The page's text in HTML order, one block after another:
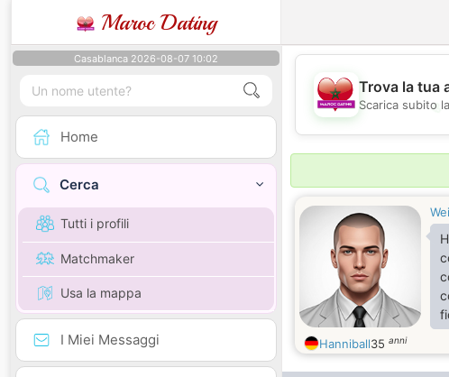
Maroc Dating
Casablanca 2026-08-07 10:02
Home
Cerca
Tutti i profili
Matchmaker
Usa la mappa
I Miei Messaggi
💖
Trova la tua
Scarica subito
Hanniball35 anni